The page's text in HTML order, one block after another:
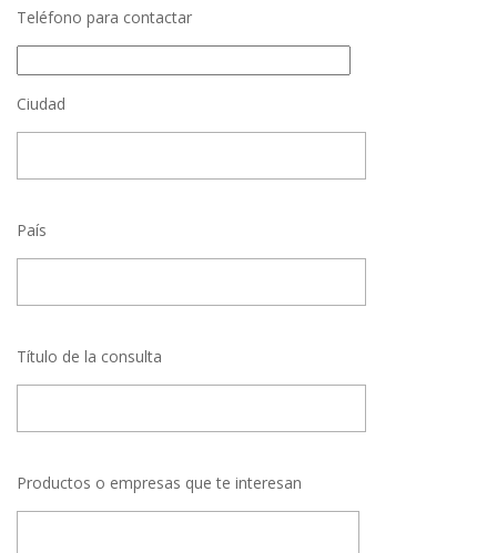
Teléfono para contactar
Ciudad
País
Título de la consulta
Productos o empresas que te interesan